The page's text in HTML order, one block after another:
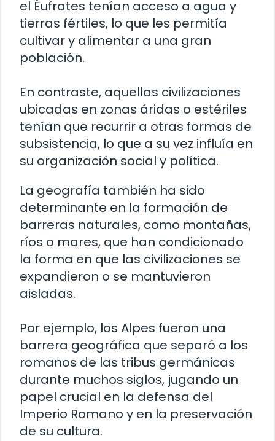
el Éufrates tenían acceso a agua y
tierras fértiles, lo que les permitía
cultivar y alimentar a una gran
población.
En contraste, aquellas civilizaciones
ubicadas en zonas áridas o estériles
tenían que recurrir a otras formas de
subsistencia, lo que a su vez influía en
su organización social y política.
La geografía también ha sido
determinante en la formación de
barreras naturales, como montañas,
ríos o mares, que han condicionado
la forma en que las civilizaciones se
expandieron o se mantuvieron
aisladas.
Por ejemplo, los Alpes fueron una
barrera geográfica que separó a los
romanos de las tribus germánicas
durante muchos siglos, jugando un
papel crucial en la defensa del
Imperio Romano y en la preservación
de su cultura.